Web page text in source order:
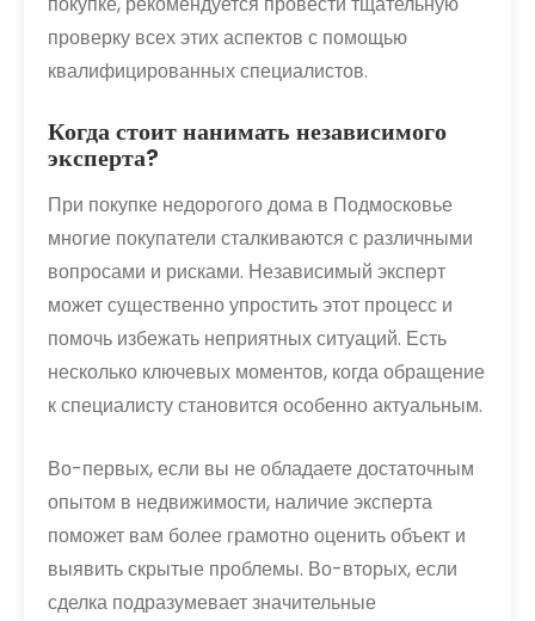
проверку всех этих аспектов с помощью
квалифицированных специалистов.
Когда стоит нанимать независимого
эксперта?
При покупке недорогого дома в Подмосковье
многие покупатели сталкиваются с различными
вопросами и рисками. Независимый эксперт
может существенно упростить этот процесс и
помочь избежать неприятных ситуаций. Есть
несколько ключевых моментов, когда обращение
к специалисту становится особенно актуальным.
Во-первых, если вы не обладаете достаточным
опытом в недвижимости, наличие эксперта
поможет вам более грамотно оценить объект и
выявить скрытые проблемы. Во-вторых, если
сделка подразумевает значительные